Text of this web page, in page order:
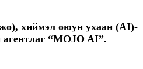
хиймэл оюун ухаан (AI)-
агентлаг “MOJO AI”.